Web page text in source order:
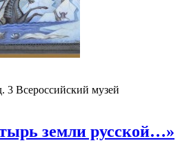
3 Всероссийский музей
земли русской…»